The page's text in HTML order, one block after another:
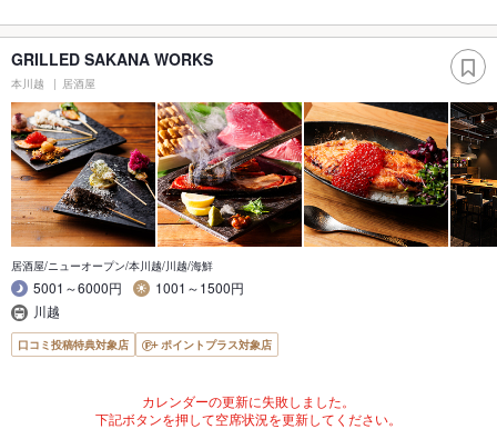
GRILLED SAKANA WORKS
本川越 居酒屋
居酒屋/ニューオープン/本川越/川越/海鮮
5001～6000円
1001～1500円
川越
口コミ投稿特典対象店 ポイントプラス対象店
カレンダーの更新に失敗しました。
下記ボタンを押して空席状況を更新してください。